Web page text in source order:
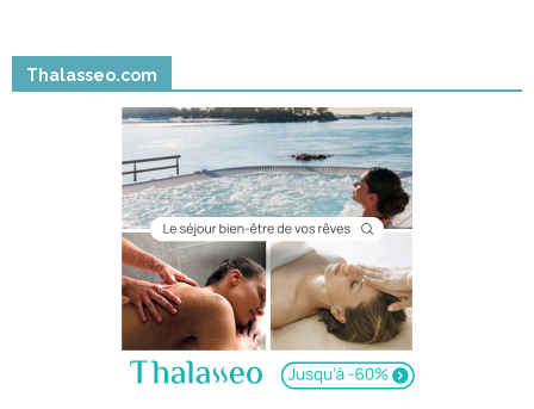
Thalasseo.com